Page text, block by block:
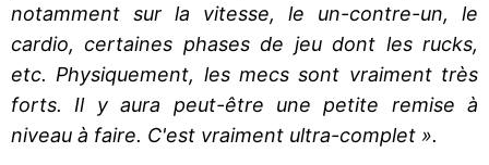
notamment sur la vitesse, le un-contre-un, le
cardio, certaines phases de jeu dont les rucks,
etc. Physiquement, les mecs sont vraiment très
forts. Il y aura peut-être une petite remise à
niveau à faire. C'est vraiment ultra-complet ».